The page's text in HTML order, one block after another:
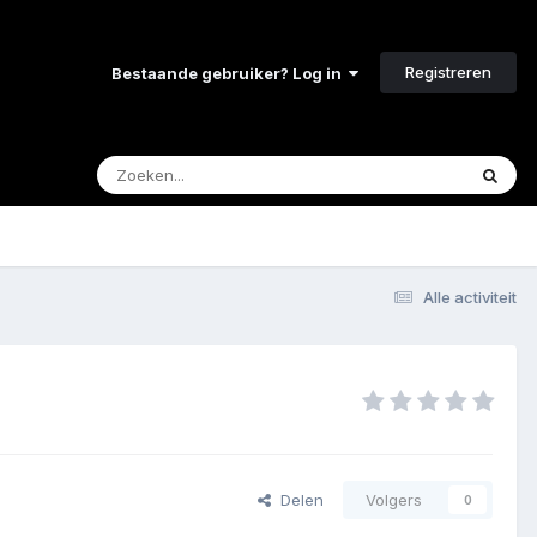
Bestaande gebruiker? Log in Registreren
Alle activiteit
Delen Volgers 0